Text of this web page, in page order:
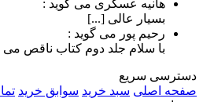
هانیه عسگری می گوید :
بسیار عالی [...]
رحیم پور می گوید :
با سلام جلد دوم کتاب ناقص می
دسترسی سریع
صفحه اصلی سبد خرید سوابق خرید